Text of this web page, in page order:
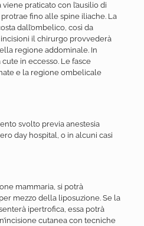
praticato con l’ausilio di
fino alle spine iliache. La
dall’ombelico, così da
il chirurgo provvederà
regione addominale. In
in eccesso. Le fasce
e la regione ombelicale
svolto previa anestesia
day hospital, o in alcuni casi
mammaria, si potrà
mezzo della liposuzione. Se la
ipertrofica, essa potrà
cutanea con tecniche